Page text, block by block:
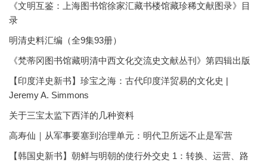
《文明互鉴：上海图书馆徐家汇藏书楼馆藏珍稀文献图录》目
录
明清史料汇编（全9集93册）
《梵蒂冈图书馆藏明清中西文化交流史文献丛刊》第四辑出版
【印度洋史新书】珍宝之海：古代印度洋贸易的文化史 |
Jeremy A. Simmons
关于三宝太监下西洋的几种资料
高寿仙｜从军事要塞到治理单元：明代卫所远不止是军营
【韩国史新书】朝鲜与明朝的使行外交史 1：转换、运营、路